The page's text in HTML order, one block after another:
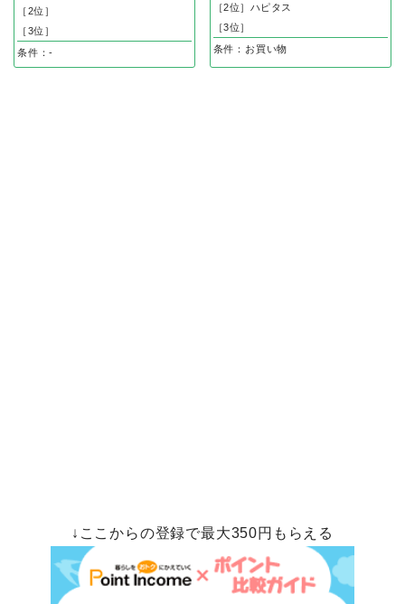
［2位］
［3位］
条件：-
［2位］ハピタス
［3位］
条件：お買い物
↓ここからの登録で最大350円もらえる